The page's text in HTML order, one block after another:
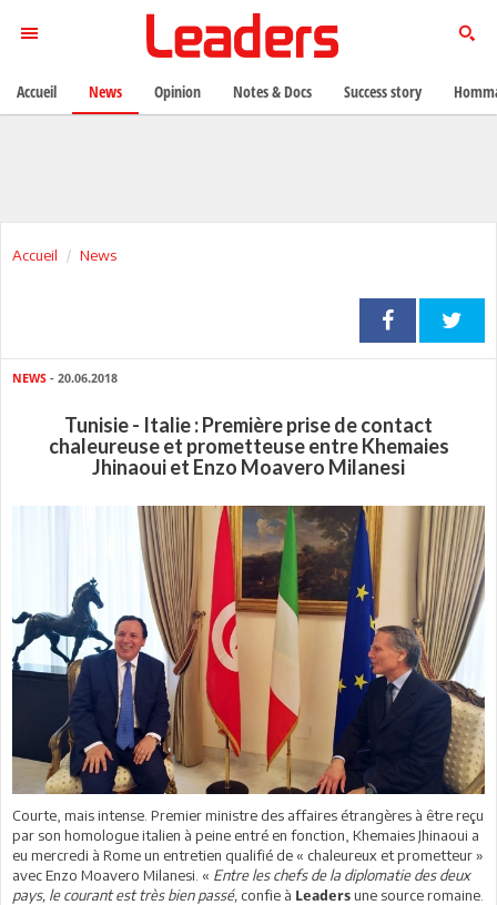
Accueil News
NEWS - 20.06.2018
Tunisie - Italie : Première prise de contact
chaleureuse et prometteuse entre Khemaies
Jhinaoui et Enzo Moavero Milanesi
Courte, mais intense. Premier ministre des affaires étrangères à être reçu
par son homologue italien à peine entré en fonction, Khemaies Jhinaoui a
eu mercredi à Rome un entretien qualifié de « chaleureux et prometteur »
avec Enzo Moavero Milanesi. « Entre les chefs de la diplomatie des deux
pays, le courant est très bien passé, confie à Leaders une source romaine.
Accueil News Opinion Notes & Docs Success story